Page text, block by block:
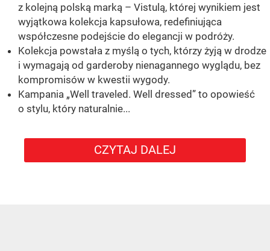
z kolejną polską marką – Vistulą, której wynikiem jest
wyjątkowa kolekcja kapsułowa, redefiniująca
współczesne podejście do elegancji w podróży.
Kolekcja powstała z myślą o tych, którzy żyją w drodze
i wymagają od garderoby nienagannego wyglądu, bez
kompromisów w kwestii wygody.
Kampania „Well traveled. Well dressed” to opowieść
o stylu, który naturalnie...
CZYTAJ DALEJ